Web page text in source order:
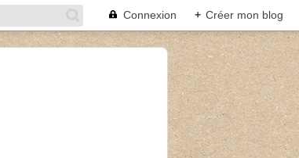
Connexion + Créer mon blog